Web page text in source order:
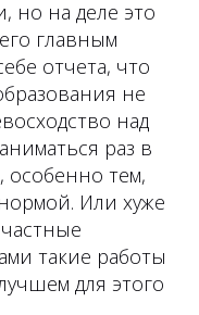
но на деле это
главным
отчета, что
не
над
раз в
особенно тем,
Или хуже
такие работы
для этого